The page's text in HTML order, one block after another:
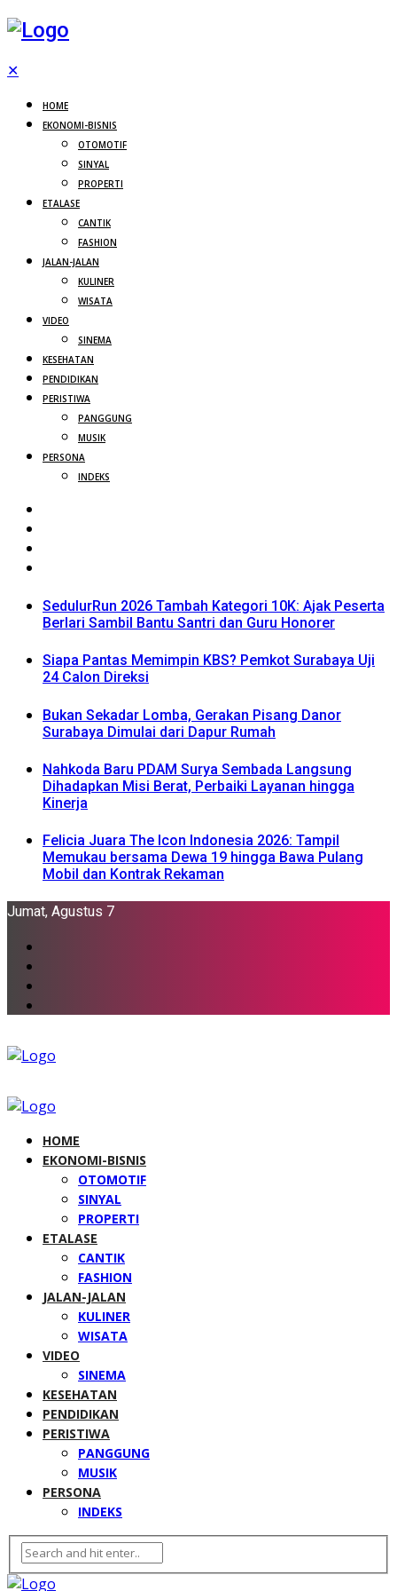
✕
HOME
EKONOMI-BISNIS
OTOMOTIF
SINYAL
PROPERTI
ETALASE
CANTIK
FASHION
JALAN-JALAN
KULINER
WISATA
VIDEO
SINEMA
KESEHATAN
PENDIDIKAN
PERISTIWA
PANGGUNG
MUSIK
PERSONA
INDEKS
SedulurRun 2026 Tambah Kategori 10K: Ajak Peserta
Berlari Sambil Bantu Santri dan Guru Honorer
Siapa Pantas Memimpin KBS? Pemkot Surabaya Uji
24 Calon Direksi
Bukan Sekadar Lomba, Gerakan Pisang Danor
Surabaya Dimulai dari Dapur Rumah
Nahkoda Baru PDAM Surya Sembada Langsung
Dihadapkan Misi Berat, Perbaiki Layanan hingga
Kinerja
Felicia Juara The Icon Indonesia 2026: Tampil
Memukau bersama Dewa 19 hingga Bawa Pulang
Mobil dan Kontrak Rekaman
Jumat, Agustus 7
HOME
EKONOMI-BISNIS
OTOMOTIF
SINYAL
PROPERTI
ETALASE
CANTIK
FASHION
JALAN-JALAN
KULINER
WISATA
VIDEO
SINEMA
KESEHATAN
PENDIDIKAN
PERISTIWA
PANGGUNG
MUSIK
PERSONA
INDEKS